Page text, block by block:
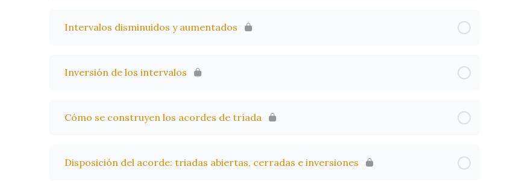
Intervalos disminuidos y aumentados
Inversión de los intervalos
Cómo se construyen los acordes de tríada
Disposición del acorde: triadas abiertas, cerradas e inversiones